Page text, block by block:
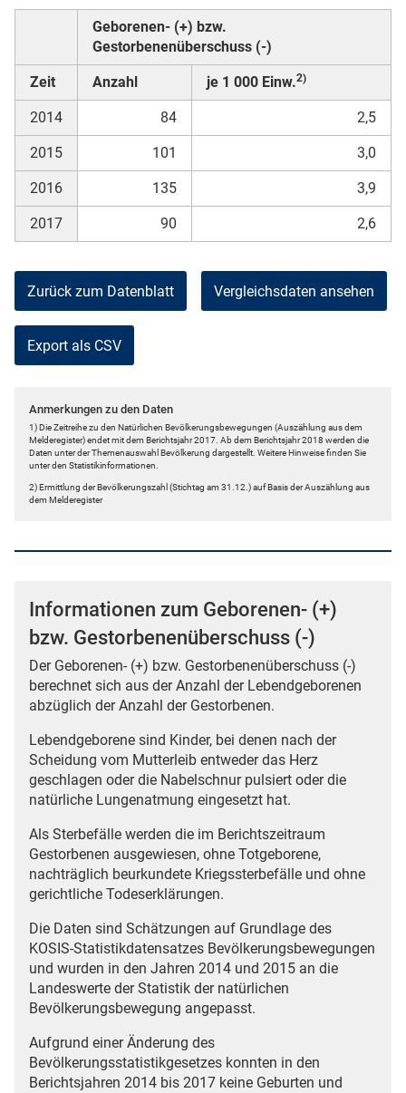
Geborenen- (+) bzw.
Gestorbenenüberschuss (-)
Zeit Anzahl je 1 000 Einw.2)
2014 84 2,5
2015 101 3,0
2016 135 3,9
2017 90 2,6
Zurück zum Datenblatt Vergleichsdaten ansehen
Export als CSV
Anmerkungen zu den Daten
1) Die Zeitreihe zu den Natürlichen Bevölkerungsbewegungen (Auszählung aus dem
Melderegister) endet mit dem Berichtsjahr 2017. Ab dem Berichtsjahr 2018 werden die
Daten unter der Themenauswahl Bevölkerung dargestellt. Weitere Hinweise finden Sie
unter den Statistikinformationen.
2) Ermittlung der Bevölkerungszahl (Stichtag am 31.12.) auf Basis der Auszählung aus
dem Melderegister
Informationen zum Geborenen- (+)
bzw. Gestorbenenüberschuss (-)
Der Geborenen- (+) bzw. Gestorbenenüberschuss (-)
berechnet sich aus der Anzahl der Lebendgeborenen
abzüglich der Anzahl der Gestorbenen.
Lebendgeborene sind Kinder, bei denen nach der
Scheidung vom Mutterleib entweder das Herz
geschlagen oder die Nabelschnur pulsiert oder die
natürliche Lungenatmung eingesetzt hat.
Als Sterbefälle werden die im Berichtszeitraum
Gestorbenen ausgewiesen, ohne Totgeborene,
nachträglich beurkundete Kriegssterbefälle und ohne
gerichtliche Todeserklärungen.
Die Daten sind Schätzungen auf Grundlage des
KOSIS-Statistikdatensatzes Bevölkerungsbewegungen
und wurden in den Jahren 2014 und 2015 an die
Landeswerte der Statistik der natürlichen
Bevölkerungsbewegung angepasst.
Aufgrund einer Änderung des
Bevölkerungsstatistikgesetzes konnten in den
Berichtsjahren 2014 bis 2017 keine Geburten und